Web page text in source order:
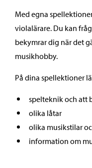
Med egna
violalärare. Du kan
bekymrar dig när det
musikhobby.
På dina spellektioner
spelteknik och att
olika låtar
olika musikstilar
information om